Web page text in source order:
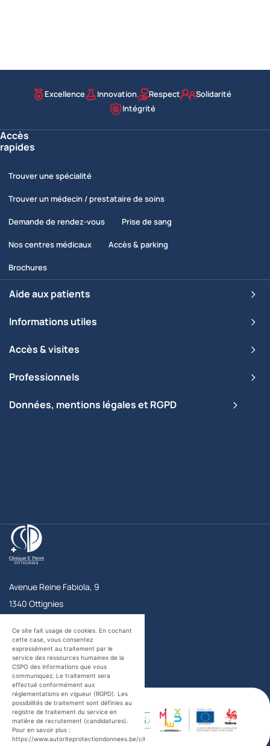
Ce site fait usage de cookies. En cochant
cette case, vous consentez
expressément au traitement par le
service des ressources humaines de la
CSPO des informations que vous
communiquez. Le traitement sera
effectué conformément aux
réglementations en vigueur (RGPD). Les
possibilités de traitement sont définies au
registre de traitement du service en
matière de recrutement (candidatures).
Pour en savoir plus :
https://www.autoriteprotectiondonnees.be/citoyen
Excellence Innovation Respect
Solidarité
Intégrité
Accès
rapides
Trouver une spécialité
Trouver un médecin / prestataire de soins
Demande de rendez-vous Prise de sang
Nos centres médicaux Accès & parking
Brochures
Aide aux patients
Informations utiles
Accès & visites
Professionnels
Données, mentions légales et RGPD
Clinique Saint-Pierre Ottignies
Avenue Reine Fabiola, 9
1340 Ottignies
Urgences
+32 10 43 73 56
Contact
Facebook
TwitterYouTubeLinkedIn
certifications